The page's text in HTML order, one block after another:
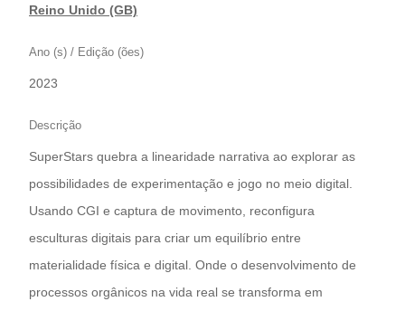
Reino Unido (GB)
Ano (s) / Edição (ões)
2023
Descrição
SuperStars quebra a linearidade narrativa ao explorar as
possibilidades de experimentação e jogo no meio digital.
Usando CGI e captura de movimento, reconfigura
esculturas digitais para criar um equilíbrio entre
materialidade física e digital. Onde o desenvolvimento de
processos orgânicos na vida real se transforma em